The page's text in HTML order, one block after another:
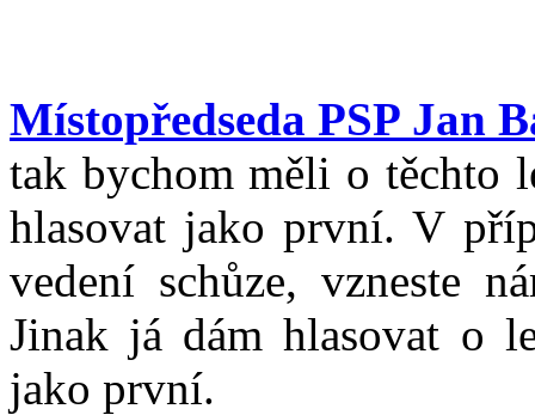
Místopředseda PSP Jan
tak bychom měli o těchto
hlasovat jako první. V
vedení schůze, vzneste
Jinak já dám hlasovat o
jako první.